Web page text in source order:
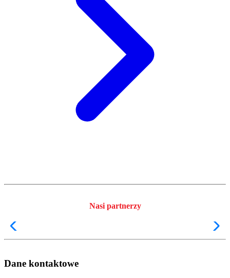
Nasi partnerzy
Dane kontaktowe